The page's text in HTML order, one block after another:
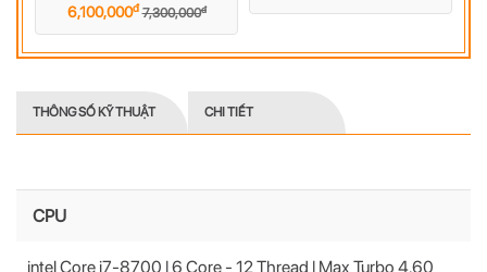
6,100,000đ 7,300,000đ
THÔNG SỐ KỸ THUẬT CHI TIẾT
CPU
intel Core i7-8700 | 6 Core - 12 Thread | Max Turbo 4.60